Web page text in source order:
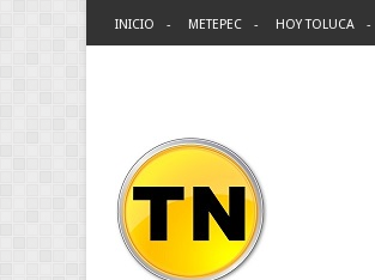
INICIO METEPEC HOY TOLUCA